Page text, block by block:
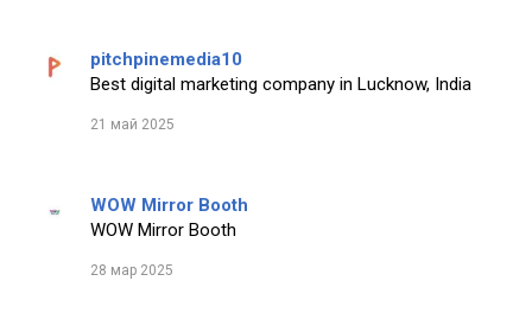
pitchpinemedia10
Best digital marketing company in Lucknow, India
21 май 2025
WOW Mirror Booth
WOW Mirror Booth
28 мар 2025